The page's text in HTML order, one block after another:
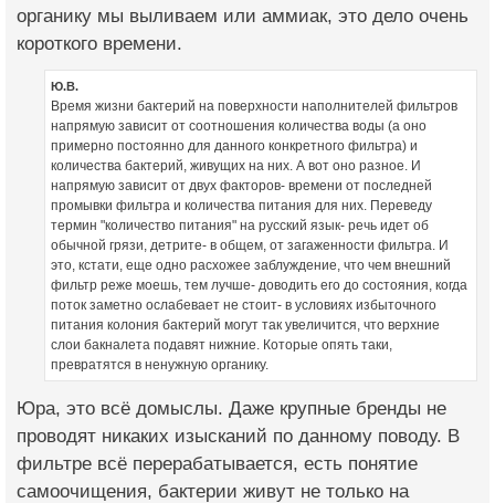
органику мы выливаем или аммиак, это дело очень
короткого времени.
Ю.В.
Время жизни бактерий на поверхности наполнителей фильтров
напрямую зависит от соотношения количества воды (а оно
примерно постоянно для данного конкретного фильтра) и
количества бактерий, живущих на них. А вот оно разное. И
напрямую зависит от двух факторов- времени от последней
промывки фильтра и количества питания для них. Переведу
термин "количество питания" на русский язык- речь идет об
обычной грязи, детрите- в общем, от загаженности фильтра. И
это, кстати, еще одно расхожее заблуждение, что чем внешний
фильтр реже моешь, тем лучше- доводить его до состояния, когда
поток заметно ослабевает не стоит- в условиях избыточного
питания колония бактерий могут так увеличится, что верхние
слои бакналета подавят нижние. Которые опять таки,
превратятся в ненужную органику.
Юра, это всё домыслы. Даже крупные бренды не
проводят никаких изысканий по данному поводу. В
фильтре всё перерабатывается, есть понятие
самоочищения, бактерии живут не только на